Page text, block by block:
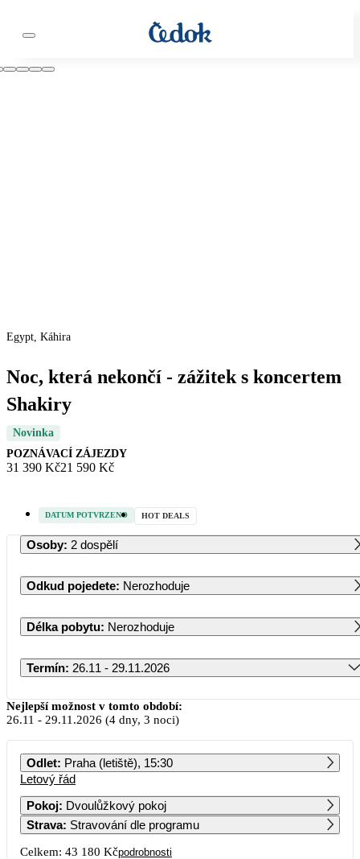
Egypt, Káhira
Noc, která nekončí - zážitek s koncertem
Shakiry
Novinka
POZNÁVACÍ ZÁJEZDY
31 390 Kč21 590 Kč
DATUM POTVRZENO HOT DEALS
Osoby: 2 dospělí
Odkud pojedete: Nerozhoduje
Délka pobytu: Nerozhoduje
Termín: 26.11 - 29.11.2026
Listopad 2026
PO ÚT ST ČT PÁ SO NE
2 3 4 5
Nejlepší možnost v tomto období:
26.11 - 29.11.2026 (4 dny, 3 noci)
Odlet: Praha (letiště), 15:30
Letový řád
Pokoj: Dvoulůžkový pokoj
Strava: Stravování dle programu
Celkem: 43 180 Kčpodrobnosti